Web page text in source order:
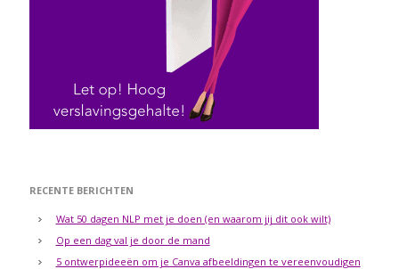
RECENTE BERICHTEN
Wat 50 dagen NLP met je doen (en waarom jij dit ook wilt)
Op een dag val je door de mand
5 ontwerpideeën om je Canva afbeeldingen te vereenvoudigen